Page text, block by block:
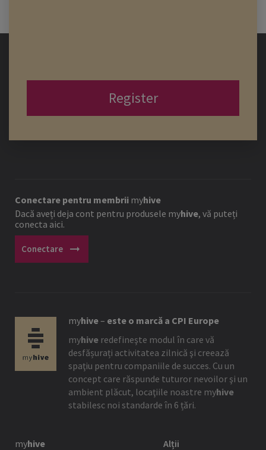
Register
Conectare pentru membrii myhive
Dacă aveți deja cont pentru produsele myhive, vă puteți
conecta aici.
Conectare arrow_right_alt
myhive– este o marcă a CPI Europe
myhive redefineşte modul în care vă
desfășurați activitatea zilnică şi creează
spaţiu pentru companiile de succes. Cu un
concept care răspunde tuturor nevoilor şi un
ambient plăcut, locaţiile noastre myhive
stabilesc noi standarde în 6 țări.
myhive Alții